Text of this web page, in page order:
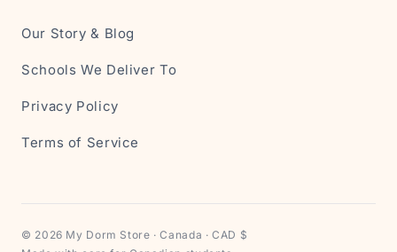
Our Story & Blog
Schools We Deliver To
Privacy Policy
Terms of Service
© 2026 My Dorm Store · Canada · CAD $